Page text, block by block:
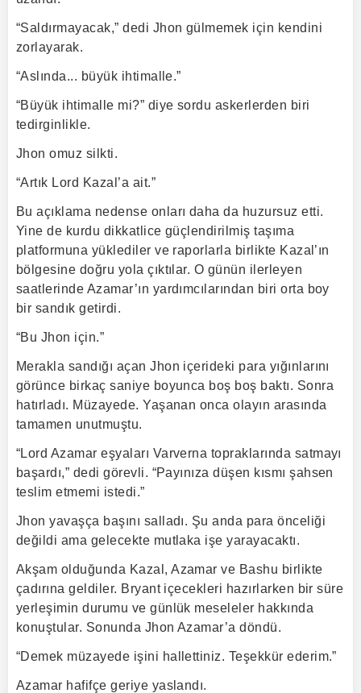
“Saldırmayacak,” dedi Jhon gülmemek için kendini
zorlayarak.
“Aslında... büyük ihtimalle.”
“Büyük ihtimalle mi?” diye sordu askerlerden biri
tedirginlikle.
Jhon omuz silkti.
“Artık Lord Kazal’a ait.”
Bu açıklama nedense onları daha da huzursuz etti.
Yine de kurdu dikkatlice güçlendirilmiş taşıma
platformuna yüklediler ve raporlarla birlikte Kazal’ın
bölgesine doğru yola çıktılar. O günün ilerleyen
saatlerinde Azamar’ın yardımcılarından biri orta boy
bir sandık getirdi.
“Bu Jhon için.”
Merakla sandığı açan Jhon içerideki para yığınlarını
görünce birkaç saniye boyunca boş boş baktı. Sonra
hatırladı. Müzayede. Yaşanan onca olayın arasında
tamamen unutmuştu.
“Lord Azamar eşyaları Varverna topraklarında satmayı
başardı,” dedi görevli. “Payınıza düşen kısmı şahsen
teslim etmemi istedi.”
Jhon yavaşça başını salladı. Şu anda para önceliği
değildi ama gelecekte mutlaka işe yarayacaktı.
Akşam olduğunda Kazal, Azamar ve Bashu birlikte
çadırına geldiler. Bryant içecekleri hazırlarken bir süre
yerleşimin durumu ve günlük meseleler hakkında
konuştular. Sonunda Jhon Azamar’a döndü.
“Demek müzayede işini hallettiniz. Teşekkür ederim.”
Azamar hafifçe geriye yaslandı.